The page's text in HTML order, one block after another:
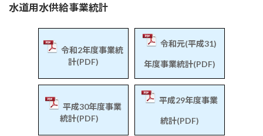
水道用水供給事業統計
令和2年度事業統
計(PDF)
令和元(平成31)
年度事業統計(PDF)
平成30年度事業
統計(PDF)
平成29年度事業
統計(PDF)